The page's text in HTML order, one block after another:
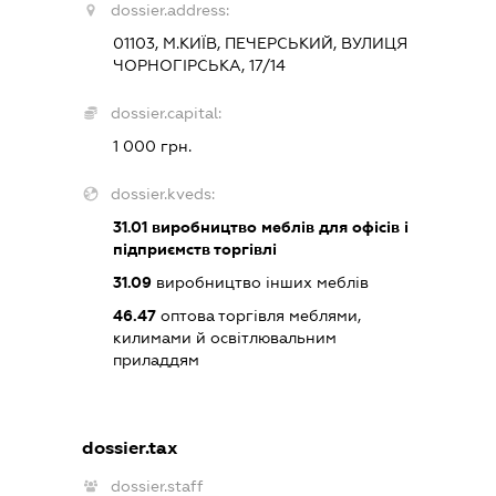
dossier.address:
01103, М.КИЇВ, ПЕЧЕРСЬКИЙ, ВУЛИЦЯ
ЧОРНОГІРСЬКА, 17/14
dossier.capital:
1 000 грн.
dossier.kveds:
31.01виробництво меблів для офісів і
підприємств торгівлі
31.09виробництво інших меблів
46.47оптова торгівля меблями,
килимами й освітлювальним
приладдям
dossier.tax
dossier.staff